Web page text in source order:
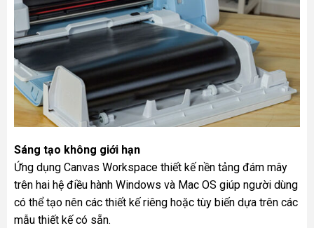
Sáng tạo không giới hạn
Ứng dụng Canvas Workspace thiết kế nền tảng đám mây
trên hai hệ điều hành Windows và Mac OS giúp người dùng
có thể tạo nên các thiết kế riêng hoặc tùy biến dựa trên các
mẫu thiết kế có sẵn.